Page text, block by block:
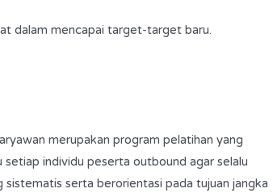
dalam mencapai target-­target baru.
merupakan program pelatihan yang
individu peserta outbound agar selalu
serta berorientasi pada tujuan jangka